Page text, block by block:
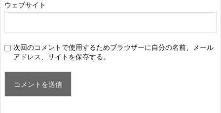
ウェブサイト
次回のコメントで使用するためブラウザーに自分の名前、メール
アドレス、サイトを保存する。